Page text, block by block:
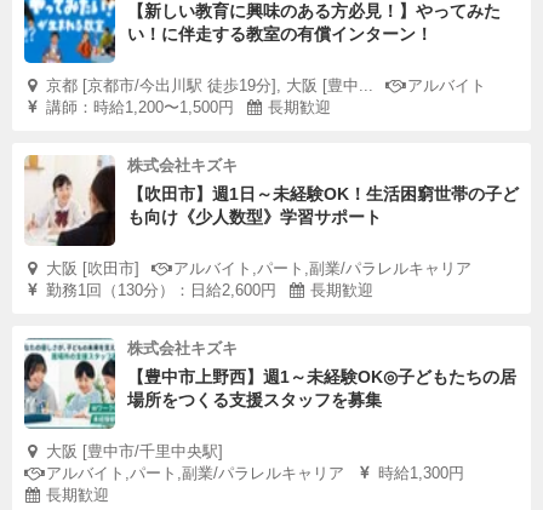
【新しい教育に興味のある方必見！】やってみた
い！に伴走する教室の有償インターン！
京都 [京都市/今出川駅 徒歩19分], 大阪 [豊中...
アルバイト
講師：時給1,200〜1,500円
長期歓迎
株式会社キズキ
【吹田市】週1日～未経験OK！生活困窮世帯の子ど
も向け《少人数型》学習サポート
大阪 [吹田市]
アルバイト,パート,副業/パラレルキャリア
勤務1回（130分）：日給2,600円
長期歓迎
株式会社キズキ
【豊中市上野西】週1～未経験OK◎子どもたちの居
場所をつくる支援スタッフを募集
大阪 [豊中市/千里中央駅]
アルバイト,パート,副業/パラレルキャリア
時給1,300円
長期歓迎